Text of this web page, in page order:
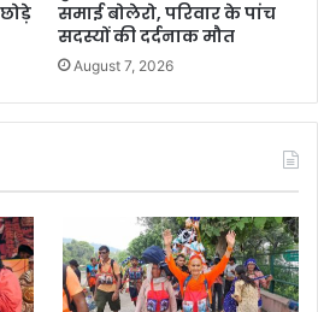
समाई बोलेरो, परिवार के पांच
सदस्यों की दर्दनाक मौत
August 7, 2026